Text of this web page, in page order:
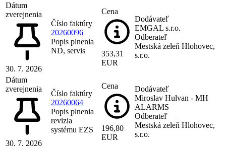
Dátum
zverejnenia
30. 7. 2026
Číslo faktúry
20260096
Popis plnenia
ND, servis
Cena
353,31
EUR
Dodávateľ
EMGAL s.r.o.
Odberateľ
Mestská zeleň Hlohovec,
s.r.o.
Dátum
zverejnenia
30. 7. 2026
Číslo faktúry
20260064
Popis plnenia
revizia
systému EZS
Cena
196,80
EUR
Dodávateľ
Miroslav Hulvan - MH
ALARMS
Odberateľ
Mestská zeleň Hlohovec,
s.r.o.